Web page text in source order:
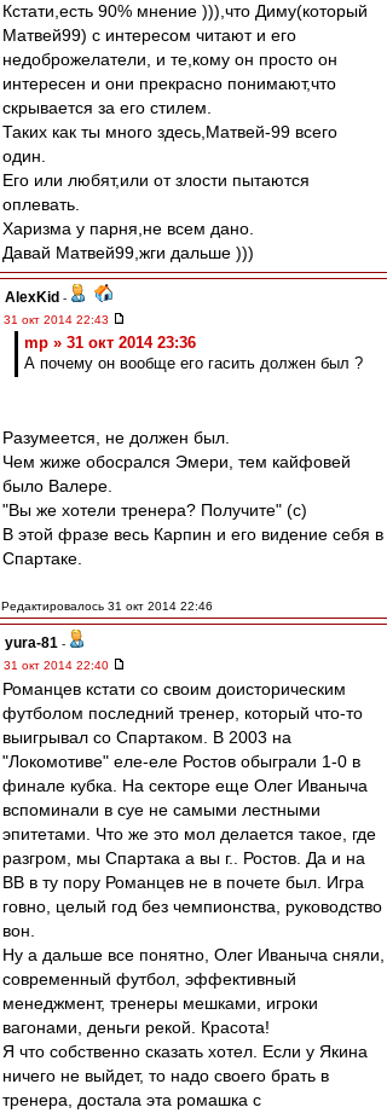
Кстати,есть 90% мнение ))),что Диму(который
Матвей99) с интересом читают и его
недоброжелатели, и те,кому он просто он
интересен и они прекрасно понимают,что
скрывается за его стилем.
Таких как ты много здесь,Матвей-99 всего
один.
Его или любят,или от злости пытаются
оплевать.
Харизма у парня,не всем дано.
Давай Матвей99,жги дальше )))
AlexKid -
31 окт 2014 22:43
mp » 31 окт 2014 23:36
А почему он вообще его гасить должен был ?
Разумеется, не должен был.
Чем жиже обосрался Эмери, тем кайфовей
было Валере.
"Вы же хотели тренера? Получите" (c)
В этой фразе весь Карпин и его видение себя в
Спартаке.
Редактировалось 31 окт 2014 22:46
yura-81 -
31 окт 2014 22:40
Романцев кстати со своим доисторическим
футболом последний тренер, который что-то
выигрывал со Спартаком. В 2003 на
"Локомотиве" еле-еле Ростов обыграли 1-0 в
финале кубка. На секторе еще Олег Иваныча
вспоминали в суе не самыми лестными
эпитетами. Что же это мол делается такое, где
разгром, мы Спартака а вы г.. Ростов. Да и на
ВВ в ту пору Романцев не в почете был. Игра
говно, целый год без чемпионства, руководство
вон.
Ну а дальше все понятно, Олег Иваныча сняли,
современный футбол, эффективный
менеджмент, тренеры мешками, игроки
вагонами, деньги рекой. Красота!
Я что собственно сказать хотел. Если у Якина
ничего не выйдет, то надо своего брать в
тренера, достала эта ромашка с